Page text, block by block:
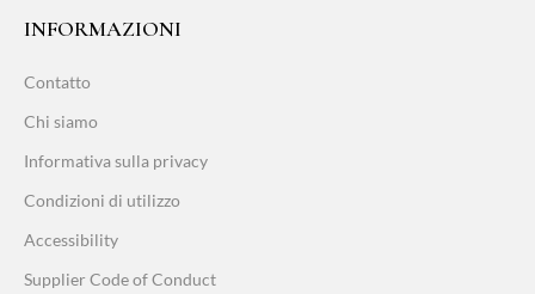
INFORMAZIONI
Contatto
Chi siamo
Informativa sulla privacy
Condizioni di utilizzo
Accessibility
Supplier Code of Conduct